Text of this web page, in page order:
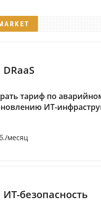
DRaaS
тариф по
ИТ-
месяц
ИТ-безопасность